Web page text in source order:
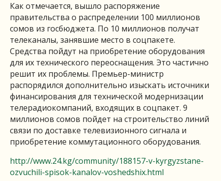
Как отмечается, вышло распоряжение
правительства о распределении 100 миллионов
сомов из госбюджета. По 10 миллионов получат
телеканалы, занявшие место в соцпакете.
Средства пойдут на приобретение оборудования
для их технического переоснащения. Это частично
решит их проблемы. Премьер-министр
распорядился дополнительно изыскать источники
финансирования для технической модернизации
телерадиокомпаний, входящих в соцпакет. 9
миллионов сомов пойдет на строительство линий
связи по доставке телевизионного сигнала и
приобретение коммутационного оборудования.
http://www.24.kg/community/188157-v-kyrgyzstane-
ozvuchili-spisok-kanalov-voshedshix.html